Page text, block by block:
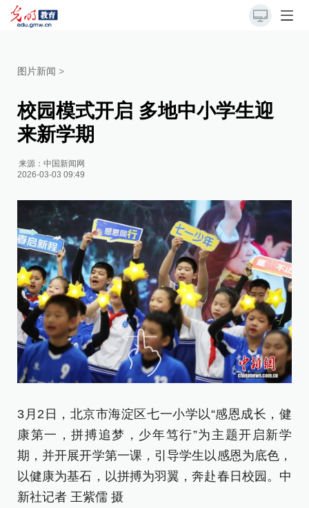
图片新闻 >
校园模式开启 多地中小学生迎
来新学期
来源：中国新闻网
2026-03-03 09:49
3月2日，北京市海淀区七一小学以“感恩成长，健
康第一，拼搏追梦，少年笃行”为主题开启新学
期，并开展开学第一课，引导学生以感恩为底色，
以健康为基石，以拼搏为羽翼，奔赴春日校园。中
新社记者 王紫儒 摄